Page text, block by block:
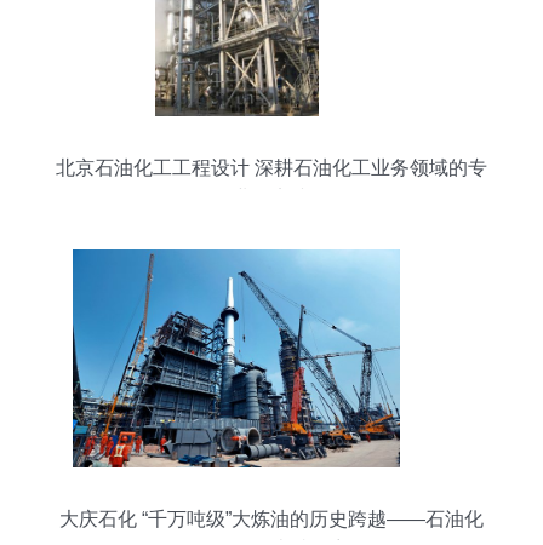
北京石油化工工程设计 深耕石油化工业务领域的专
大庆石化 “千万吨级”大炼油的历史跨越——石油化